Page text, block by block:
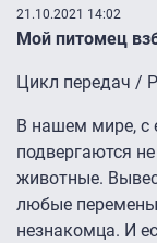
21.10.2021 14:02
Мой питомец
Цикл передач /
В нашем мире, с
подвергаются
животные.
любые
незнакомца. И